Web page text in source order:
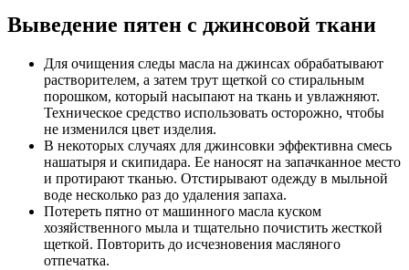
Выведение пятен с джинсовой ткани
Для очищения следы масла на джинсах обрабатывают
растворителем, а затем трут щеткой со стиральным
порошком, который насыпают на ткань и увлажняют.
Техническое средство использовать осторожно, чтобы
не изменился цвет изделия.
В некоторых случаях для джинсовки эффективна смесь
нашатыря и скипидара. Ее наносят на запачканное место
и протирают тканью. Отстирывают одежду в мыльной
воде несколько раз до удаления запаха.
Потереть пятно от машинного масла куском
хозяйственного мыла и тщательно почистить жесткой
щеткой. Повторить до исчезновения масляного
отпечатка.